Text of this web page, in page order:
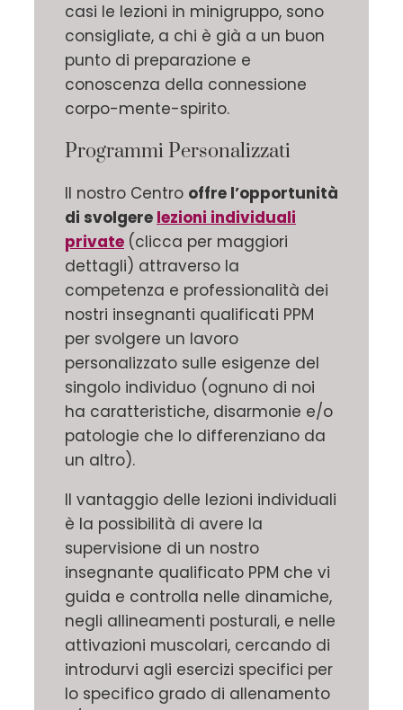
casi le lezioni in minigruppo, sono
consigliate, a chi è già a un buon
punto di preparazione e
conoscenza della connessione
corpo-mente-spirito.
Programmi Personalizzati
Il nostro Centro offre l’opportunità
di svolgere lezioni individuali
private (clicca per maggiori
dettagli) attraverso la
competenza e professionalità dei
nostri insegnanti qualificati PPM
per svolgere un lavoro
personalizzato sulle esigenze del
singolo individuo (ognuno di noi
ha caratteristiche, disarmonie e/o
patologie che lo differenziano da
un altro).
Il vantaggio delle lezioni individuali
è la possibilità di avere la
supervisione di un nostro
insegnante qualificato PPM che vi
guida e controlla nelle dinamiche,
negli allineamenti posturali, e nelle
attivazioni muscolari, cercando di
introdurvi agli esercizi specifici per
lo specifico grado di allenamento